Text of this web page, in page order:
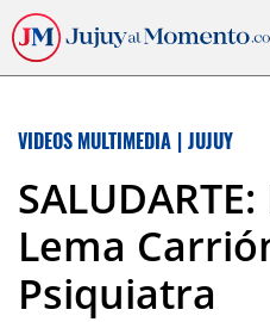
VIDEOS MULTIMEDIA | JUJUY
Lema
Psiquiatra